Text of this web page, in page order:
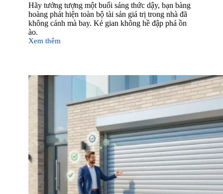
Hãy tưởng tượng một buổi sáng thức dậy, bạn bàng
hoàng phát hiện toàn bộ tài sản giá trị trong nhà đã
không cánh mà bay. Kẻ gian không hề đập phá ồn
ào.
Xem thêm